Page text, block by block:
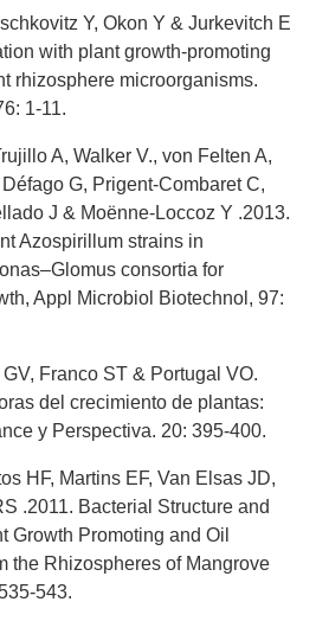
Y, Okon Y & Jurkevitch E
with plant growth-promoting
rhizosphere microorganisms.
1-11.
A, Walker V., von Felten A,
G, Prigent-Combaret C,
J & Moënne-Loccoz Y .2013.
Azospirillum strains in
consortia for
Appl Microbiol Biotechnol, 97:
Franco ST & Portugal VO.
del crecimiento de plantas:
y Perspectiva. 20: 395-400.
HF, Martins EF, Van Elsas JD,
.2011. Bacterial Structure and
Growth Promoting and Oil
the Rhizospheres of Mangrove
543.